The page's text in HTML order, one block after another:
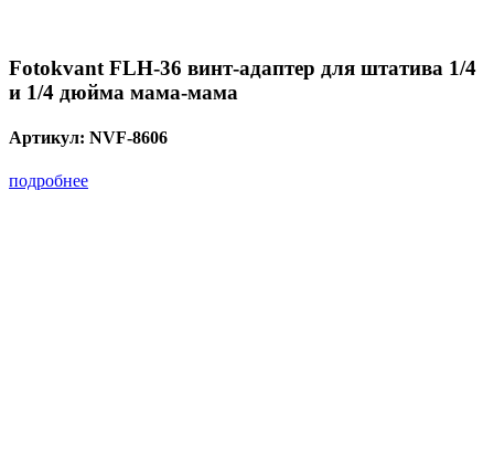
Fotokvant FLH-36 винт-адаптер для штатива 1/4
и 1/4 дюйма мама-мама
Артикул: NVF-8606
подробнее